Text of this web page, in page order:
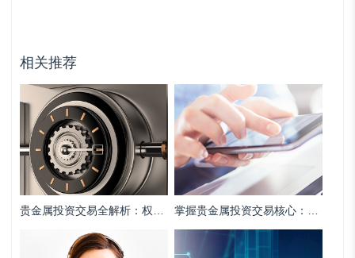
相关推荐
贵金属投资交易全解析：权威视角下的市场趋势与风险管理策略 掌握贵金属投资交易核心：专业策略与权威市场解析